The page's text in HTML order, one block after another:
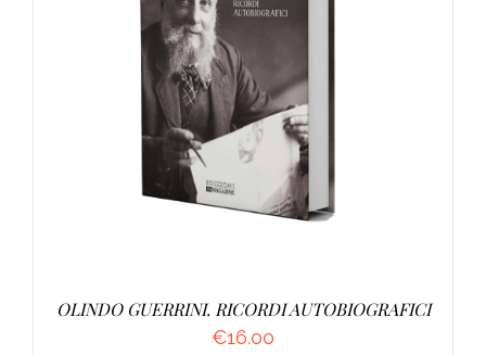
AGGIUNGI AL CARRELLO
OLINDO GUERRINI. RICORDI AUTOBIOGRAFICI
€16.00